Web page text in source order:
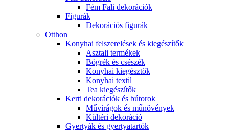
Fém Fali dekorációk
Figurák
Dekorációs figurák
Otthon
Konyhai felszerelések és kiegészítők
Asztali termékek
Bögrék és csészék
Konyhai kiegésztők
Konyhai textil
Tea kiegészítők
Kerti dekorációk és bútorok
Művirágok és műnövények
Kültéri dekoráció
Gyertyák és gyertyatartók